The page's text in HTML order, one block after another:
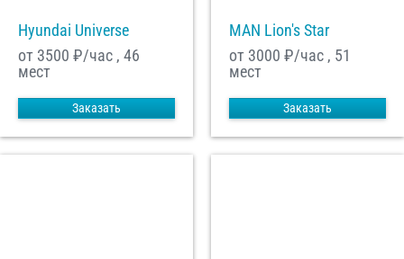
Hyundai Universe
от 3500 ₽/час , 46
мест
Заказать
MAN Lion's Star
от 3000 ₽/час , 51
мест
Заказать